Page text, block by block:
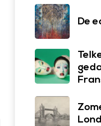
De